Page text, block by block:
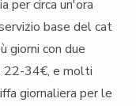
per circa un'ora
base del cat
giorni con due
22-34€, e molti
giornaliera per le